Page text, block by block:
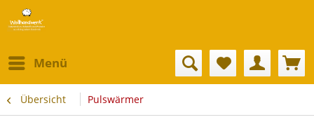
Menü
Übersicht Pulswärmer